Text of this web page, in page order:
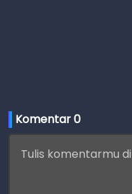
Komentar 0